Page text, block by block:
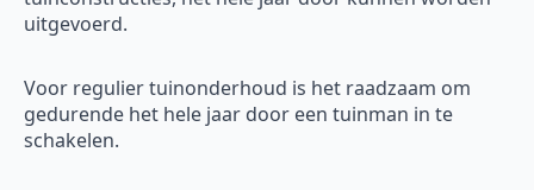
uitgevoerd.
Voor regulier tuinonderhoud is het raadzaam om
gedurende het hele jaar door een tuinman in te
schakelen.